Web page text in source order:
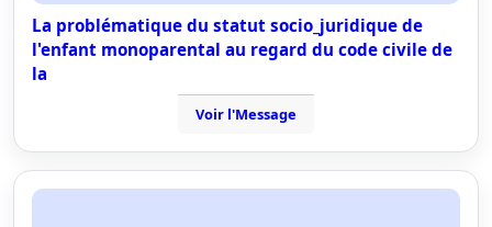
La problématique du statut socio_juridique de
l'enfant monoparental au regard du code civile de
la
Voir l'Message